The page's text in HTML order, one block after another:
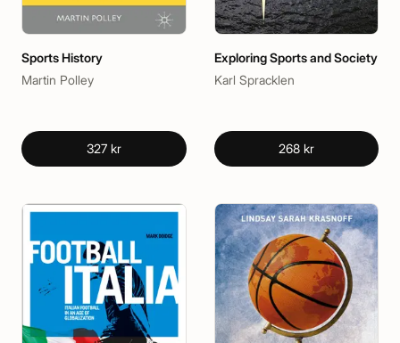
Sports History
Martin Polley
327 kr
Exploring Sports and Society
Karl Spracklen
268 kr